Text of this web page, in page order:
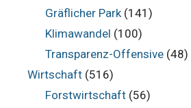
Gräflicher Park(141)
Klimawandel (100)
Transparenz-Offensive(48)
Wirtschaft (516)
Forstwirtschaft(56)